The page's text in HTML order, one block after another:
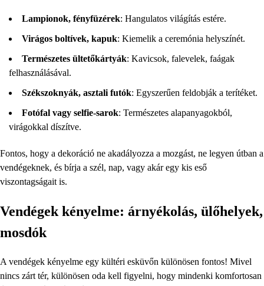
Lampionok, fényfüzérek: Hangulatos világítás estére.
Virágos boltívek, kapuk: Kiemelik a ceremónia helyszínét.
Természetes ültetőkártyák: Kavicsok, falevelek, faágak
felhasználásával.
Székszoknyák, asztali futók: Egyszerűen feldobják a terítéket.
Fotófal vagy selfie-sarok: Természetes alapanyagokból,
virágokkal díszítve.
Fontos, hogy a dekoráció ne akadályozza a mozgást, ne legyen útban a
vendégeknek, és bírja a szél, nap, vagy akár egy kis eső
viszontagságait is.
Vendégek kényelme: árnyékolás, ülőhelyek,
mosdók
A vendégek kényelme egy kültéri esküvőn különösen fontos! Mivel
nincs zárt tér, különösen oda kell figyelni, hogy mindenki komfortosan